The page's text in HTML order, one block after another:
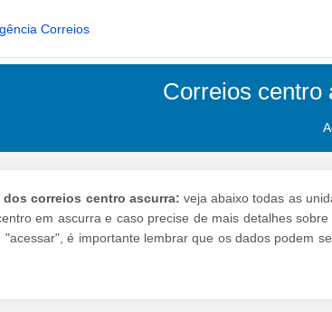
Correios centro
dos correios centro ascurra: veja abaixo todas as
em ascurra e caso precise de mais detalhes
"acessar", é importante lembrar que os dados podem